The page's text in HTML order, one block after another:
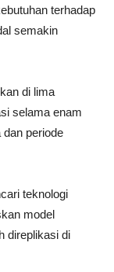
terhadap
semakin
di lima
selama enam
dan periode
teknologi
model
direplikasi di